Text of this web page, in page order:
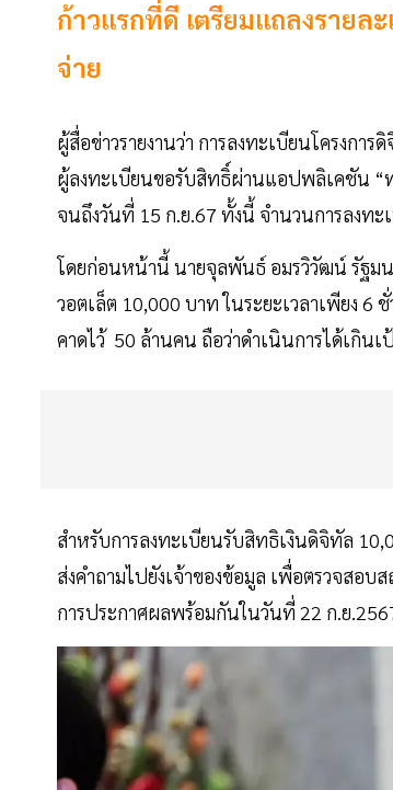
ก้าวแรกที่ดี เตรียมแถลงรายล
จ่าย
ผู้สื่อข่าวรายงานว่า การลงทะเบียนโครงกา
ผู้ลงทะเบียนขอรับสิทธิ์ผ่านแอปพลิเคชัน “ท
จนถึงวันที่ 15 ก.ย.67 ทั้งนี้ จำนวนการลงทะ
โดยก่อนหน้านี้ นายจุลพันธ์ อมรวิวัฒน์ รัฐมน
วอตเล็ต 10,000 บาท ในระยะเวลาเพียง
คาดไว้ 50 ล้านคน ถือว่าดำเนินการได้เกินเ
สำหรับการลงทะเบียนรับสิทธิเงินดิจิทัล
ส่งคำถามไปยังเจ้าของข้อมูล เพื่อตรวจสอ
การประกาศผลพร้อมกันในวันที่ 22 ก.ย